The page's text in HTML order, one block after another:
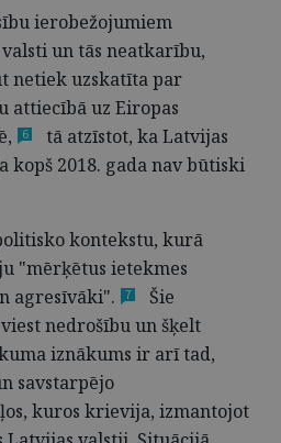
ierobežojumiem
un tās neatkarību,
netiek uzskatīta par
attiecībā uz Eiropas
6
tā atzīstot, ka Latvijas
2018. gada nav būtiski
kontekstu, kurā
"mērķētus ietekmes
agresīvāki". 7
Šie
nedrošību un šķelt
iznākums ir arī tad,
savstarpējo
kuros krievija, izmantojot